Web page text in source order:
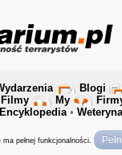
Blogi
Filmy My
Encyklopedia•
pełnej funkcjonalności.